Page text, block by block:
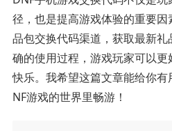
径，也是提高游戏体验的重要
品包交换代码渠道，获取最新
确的使用过程，游戏玩家可以
快乐。我希望这篇文章能给你
NF游戏的世界里畅游！